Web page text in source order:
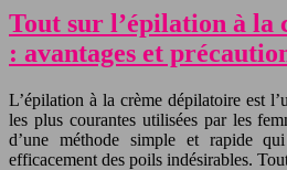
Tout sur l’épilation à la
: avantages et
L’épilation à la crème dépilatoire est
les plus courantes utilisées par les
d’une méthode simple et rapide
efficacement des poils indésirables.